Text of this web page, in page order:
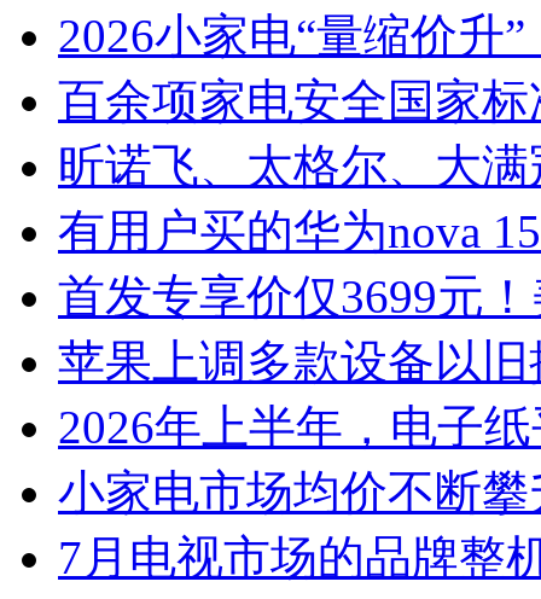
2026小家电“量缩价升
百余项家电安全国家
昕诺飞、太格尔、大
有用户买的华为nova
首发专享价仅3699元
苹果上调多款设备以
2026年上半年，电子
小家电市场均价不断
7月电视市场的品牌整